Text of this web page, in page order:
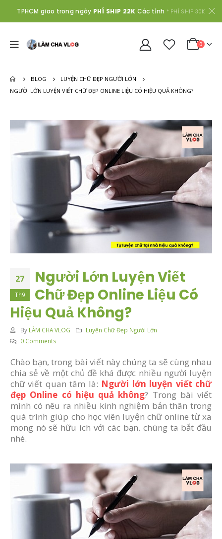
TPHCM giao trong ngày PHÍ SHIP 22K Các tỉnh * PHÍ SHIP 30K
0
BLOG
LUYỆN CHỮ ĐẸP NGƯỜI LỚN
NGƯỜI LỚN LUYỆN VIẾT CHỮ ĐẸP ONLINE LIỆU CÓ HIỆU QUẢ KHÔNG?
27
Th9
Người Lớn Luyện Viết
Chữ Đẹp Online Liệu Có
Hiệu Quả Không?
By LÀM CHA VLOG
Luyện Chữ Đẹp Người Lớn
0 Comments
Chào bạn, trong bài viết này chúng ta sẽ cùng nhau
chia sẻ về một chủ đề khá được nhiều người luyện
chữ viết quan tâm là: Người lớn luyện viết chữ
đẹp Online có hiệu quả không? Trong bài viết
mình có nêu ra nhiều kinh nghiệm bản thân trong
quá trình giúp cho học viên luyện chữ online từ xa
mong nó sẽ hữu ích với các bạn. chúng ta bắt đầu
nhé.